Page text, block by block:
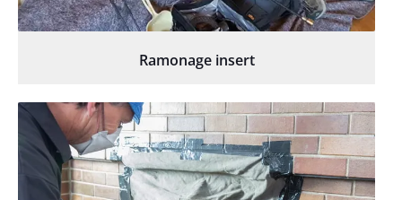
Ramonage insert